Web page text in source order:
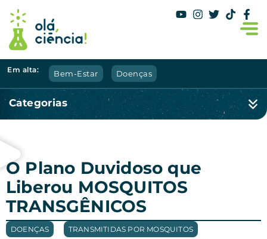
Em alta: Bem-Estar Doenças
Categorias
O Plano Duvidoso que
Liberou MOSQUITOS
TRANSGÊNICOS
DOENÇAS TRANSMITIDAS POR MOSQUITOS